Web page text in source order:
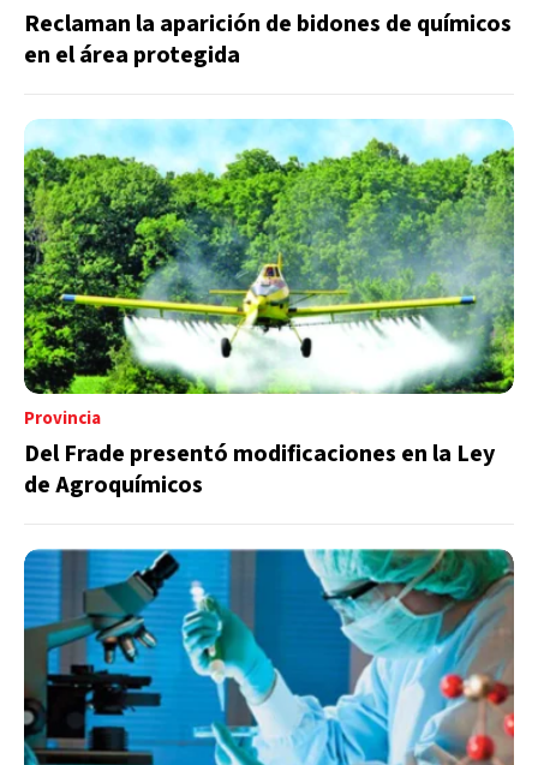
Reclaman la aparición de bidones de químicos
en el área protegida
Provincia
Del Frade presentó modificaciones en la Ley
de Agroquímicos